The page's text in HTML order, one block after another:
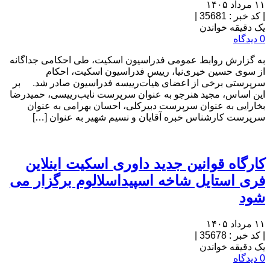
۱۱ مرداد ۱۴۰۵
کد خبر : 35681
یک دقیقه خواندن
0 دیدگاه
به گزارش روابط عمومی فدراسیون اسکیت، طی احکامی جداگانه
از سوی حسین خیری‌نیا، رییس فدراسیون اسکیت، احکام
سرپرستی برخی از اعضای هیأت‌رییسه فدراسیون صادر شد. بر
این اساس، مجید هنرجو به عنوان سرپرست نایب‌رییسی، حمیدرضا
بخارایی به عنوان سرپرست دبیرکلی، احسان بهرامی به عنوان
سرپرست کارشناس خبره آقایان و نسیم شهیر به عنوان […]
کارگاه قوانین جدید داوری اسکیت اینلاین
فری استایل شاخه اسپیداسلالوم برگزار می
شود
۱۱ مرداد ۱۴۰۵
کد خبر : 35678
یک دقیقه خواندن
0 دیدگاه